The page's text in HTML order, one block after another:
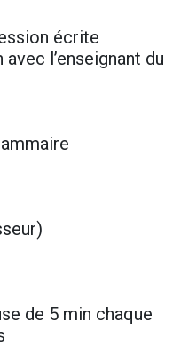
écrite
l’enseignant du
de 5 min chaque